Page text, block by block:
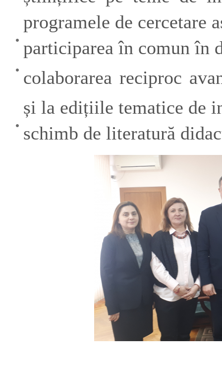
programele de cercetare
participarea în comun în
colaborarea reciproc
și la edițiile tematice de
schimb de literatură